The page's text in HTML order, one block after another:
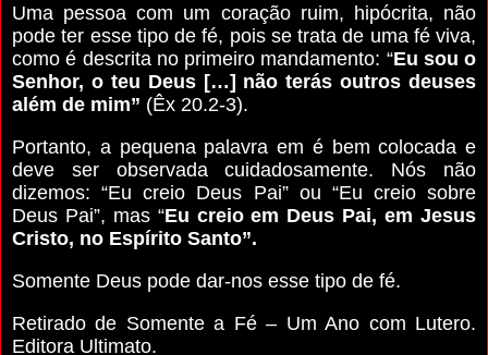
Uma pessoa com um coração ruim, hipócrita, não
pode ter esse tipo de fé, pois se trata de uma fé viva,
como é descrita no primeiro mandamento: “Eu sou o
Senhor, o teu Deus […] não terás outros deuses
além de mim” (Êx 20.2-3).
Portanto, a pequena palavra em é bem colocada e
deve ser observada cuidadosamente. Nós não
dizemos: “Eu creio Deus Pai” ou “Eu creio sobre
Deus Pai”, mas “Eu creioem Deus Pai,emJesus
Cristo, no Espírito Santo”.
Somente Deus pode dar-nos esse tipo de fé.
Retirado de Somente a Fé – Um Ano com Lutero.
Editora Ultimato.